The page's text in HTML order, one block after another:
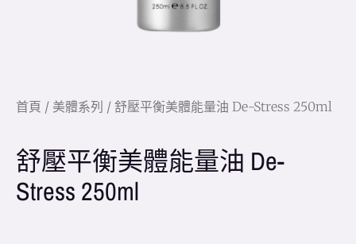
首頁 / 美體系列 / 舒壓平衡美體能量油 De-Stress 250ml
舒壓平衡美體能量油 De-
Stress 250ml